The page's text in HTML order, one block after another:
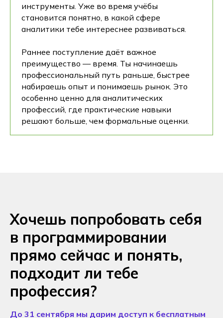
инструменты. Уже во время учёбы
становится понятно, в какой сфере
аналитики тебе интереснее развиваться.
Раннее поступление даёт важное
преимущество — время. Ты начинаешь
профессиональный путь раньше, быстрее
набираешь опыт и понимаешь рынок. Это
особенно ценно для аналитических
профессий, где практические навыки
решают больше, чем формальные оценки.
Хочешь попробовать себя
в программировании
прямо сейчас и понять,
подходит ли тебе
профессия?
До 31 сентября мы дарим доступ к бесплатным